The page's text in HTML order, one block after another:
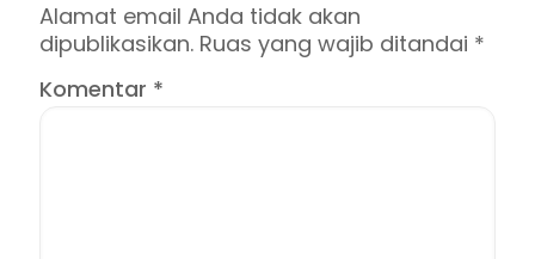
Alamat email Anda tidak akan
dipublikasikan. Ruas yang wajib ditandai *
Komentar *